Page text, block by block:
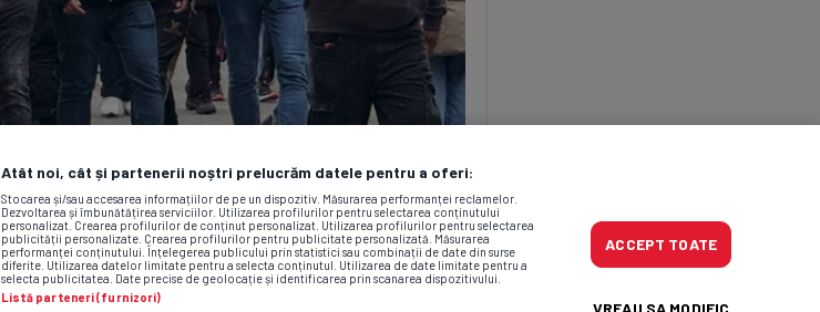
Atât noi, cât și partenerii noștri prelucrăm datele pentru a oferi:
Stocarea și/sau accesarea informațiilor de pe un dispozitiv. Măsurarea performanței reclamelor.
Dezvoltarea și îmbunătățirea serviciilor. Utilizarea profilurilor pentru selectarea conținutului
personalizat. Crearea profilurilor de conținut personalizat. Utilizarea profilurilor pentru selectarea
publicității personalizate. Crearea profilurilor pentru publicitate personalizată. Măsurarea
performanței conținutului. Înțelegerea publicului prin statistici sau combinații de date din surse
diferite. Utilizarea datelor limitate pentru a selecta conținutul. Utilizarea de date limitate pentru a
selecta publicitatea. Date precise de geolocație și identificarea prin scanarea dispozitivului.
Listă parteneri (furnizori)
ACCEPT TOATE
VREAU SA MODIFIC